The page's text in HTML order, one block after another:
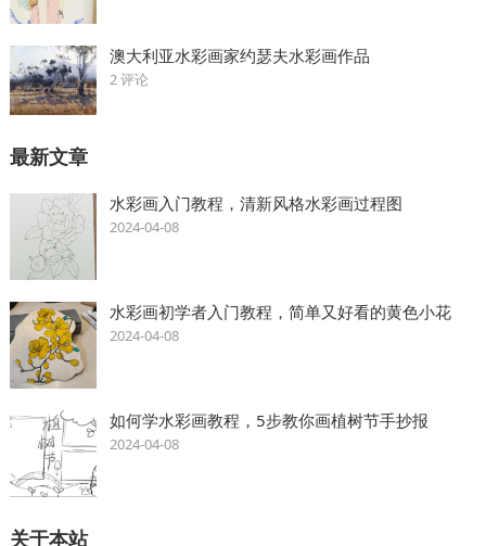
澳大利亚水彩画家约瑟夫水彩画作品
2 评论
最新文章
水彩画入门教程，清新风格水彩画过程图
2024-04-08
水彩画初学者入门教程，简单又好看的黄色小花
2024-04-08
如何学水彩画教程，5步教你画植树节手抄报
2024-04-08
关于本站